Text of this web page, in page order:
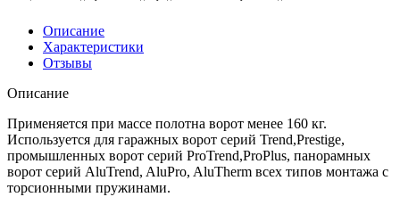
Описание
Характеристики
Отзывы
Описание
Применяется при массе полотна ворот менее 160 кг.
Используется для гаражных ворот серий Trend,Prestige,
промышленных ворот серий ProTrend,ProPlus, панорамных
ворот серий AluTrend, AluPro, AluTherm всех типов монтажа с
торсионными пружинами.